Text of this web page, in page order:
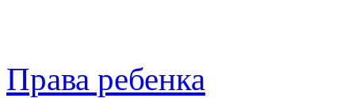
Права ребенка